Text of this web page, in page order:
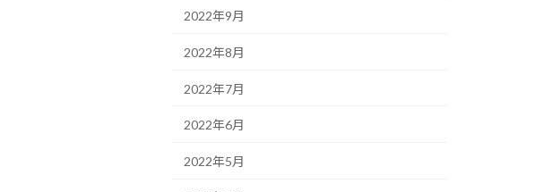
2022年9月
2022年8月
2022年7月
2022年6月
2022年5月